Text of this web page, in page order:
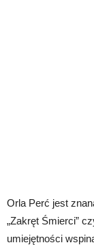
Orla Perć jest
„Zakręt Śmierci”
umiejętności